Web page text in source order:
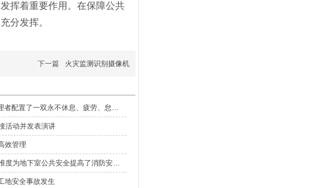
挥着重要作用。在保障公共
分发挥。
下一篇 火灾监测识别摄像机
ai自动识别戴安全帽监控摄像头给工地管理者配置了一双永不休息、疲劳、怠倦的“智能眼睛”
活动并发表演讲
效管理
AI地下室烟雾火灾摄像机以99%的识别精准度为地下室公共安全提高了消防安全防线
地安全事故发生